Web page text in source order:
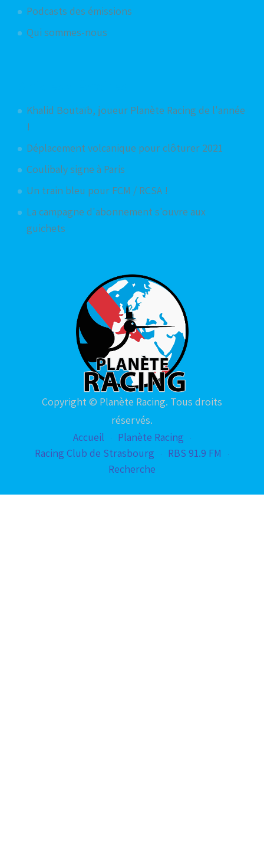
Podcasts des émissions
Qui sommes-nous
Khalid Boutaïb, joueur Planète Racing de l'année
!
Déplacement volcanique pour clôturer 2021
Coulibaly signe à Paris
Un train bleu pour FCM / RCSA !
La campagne d'abonnement s'ouvre aux
guichets
Copyright © Planète Racing. Tous droits
réservés.
Accueil
Planète Racing
Racing Club de Strasbourg
RBS 91.9 FM
Recherche